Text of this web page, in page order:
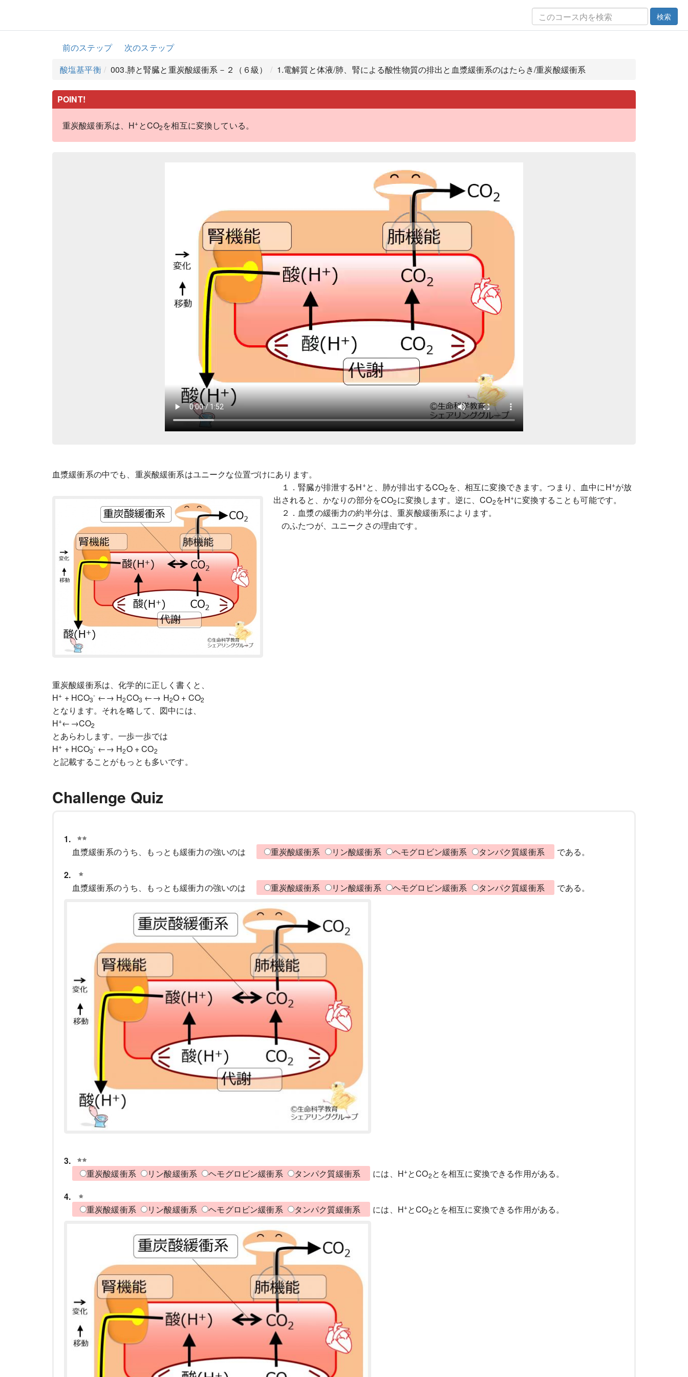
検索
前のステップ
次のステップ
酸塩基平衡
003.肺と腎臓と重炭酸緩衝系－２（６級） 1.電解質と体液/肺、腎による酸性物質の排出と血漿緩衝系のはたらき/重炭酸緩衝系
POINT!
重炭酸緩衝系は、H+とCO2を相互に変換している。
血漿緩衝系の中でも、重炭酸緩衝系はユニークな位置づけにあります。
１．腎臓が排泄するH+と、肺が排出するCO2 を、相互に変換できます。つまり、血中にH+が放
出されると、かなりの部分をCO2に変換します。逆に、CO2をH+に変換することも可能です。
２．血漿の緩衝力の約半分は、重炭酸緩衝系によります。
のふたつが、ユニークさの理由です。
重炭酸緩衝系は、化学的に正しく書くと、
H+ + HCO3
- ←→ H2CO3 ←→ H2O + CO2
となります。それを略して、図中には、
H+←→CO2
とあらわします。一歩一歩では
H+ + HCO3
- ←→ H2O + CO2
と記載することがもっとも多いです。
Challenge Quiz
1.
血漿緩衝系のうち、もっとも緩衝力の強いのは
重炭酸緩衝系 リン酸緩衝系 ヘモグロビン緩衝系 タンパク質緩衝系
である。
2.
血漿緩衝系のうち、もっとも緩衝力の強いのは
重炭酸緩衝系 リン酸緩衝系 ヘモグロビン緩衝系 タンパク質緩衝系 である。
3.
重炭酸緩衝系
リン酸緩衝系 ヘモグロビン緩衝系 タンパク質緩衝系 には、H+とCO2とを相互に変換できる作用がある。
4.
重炭酸緩衝系
リン酸緩衝系 ヘモグロビン緩衝系 タンパク質緩衝系 には、H+とCO2とを相互に変換できる作用がある。